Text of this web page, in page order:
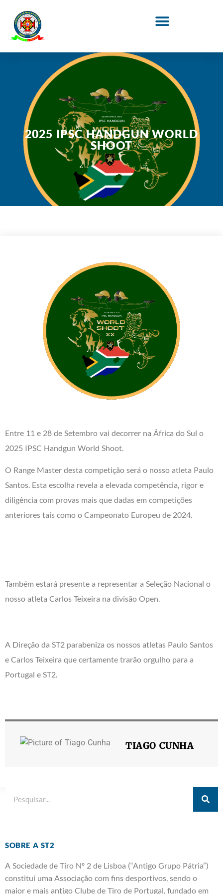
2025 IPSC HANDGUN WORLD
SHOOT
Entre 11 e 28 de Setembro vai decorrer na África do Sul o
2025 IPSC Handgun World Shoot.
O Range Master desta competição será o nosso atleta Paulo
Santos. Esta escolha revela a elevada competência, rigor e
diligência com provas mais que dadas em competições
anteriores tais como o Campeonato Europeu de 2024.
Também estará presente a representar a Seleção Nacional o
nosso atleta Carlos Teixeira na divisão Open.
A Direção da ST2 parabeniza os nossos atletas Paulo Santos
e Carlos Teixeira que certamente trarão orgulho para a
Portugal e ST2.
TIAGO CUNHA
SOBRE A ST2
A Sociedade de Tiro Nº 2 de Lisboa (“Antigo Grupo Pátria”)
constitui uma Associação com fins desportivos, sendo o
maior e mais antigo Clube de Tiro de Portugal, fundado em